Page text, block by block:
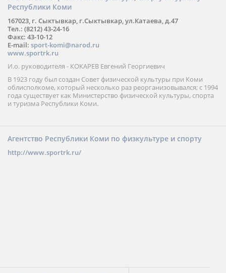
Республики Коми
167023, г. Сыктывкар, г.Сыктывкар, ул.Катаева, д.47
Тел.: (8212) 43-24-16
Факс: 43-10-12
E-mail: sport-komi@narod.ru
www.sportrk.ru
И.о. руководителя - КОКАРЕВ Евгений Георгиевич
В 1923 году был создан Совет физической культуры при Коми
облисполкоме, который несколько раз реорганизовывался; с 1994
года существует как Министерство физической культуры, спорта
и туризма Республики Коми.
Агентство Республики Коми по физкультуре и спорту
http://www.sportrk.ru/